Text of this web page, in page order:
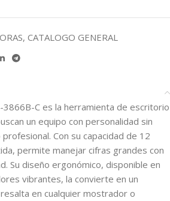
, CATALOGO GENERAL
3866B-C es la herramienta de escritorio
un equipo con personalidad sin
Con su capacidad de 12
permite manejar cifras grandes con
Su diseño ergonómico, disponible en
vibrantes, la convierte en un
en cualquier mostrador o